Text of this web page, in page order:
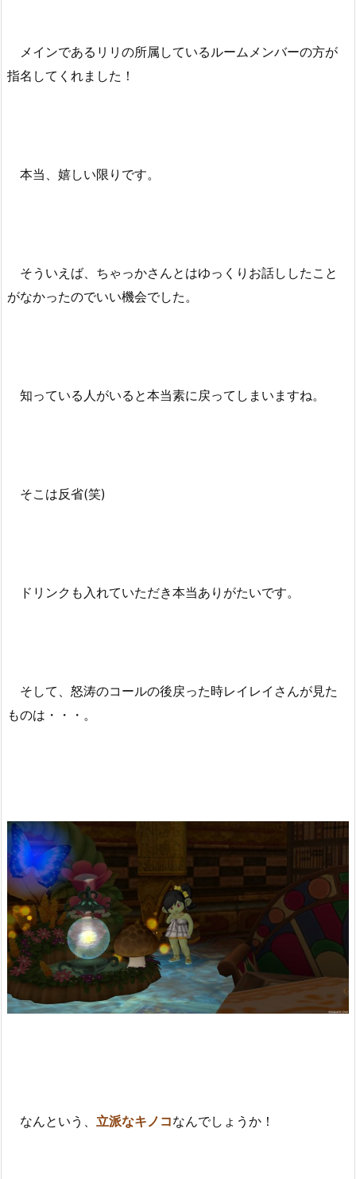
メインであるリリの所属しているルームメンバーの方が
指名してくれました！
本当、嬉しい限りです。
そういえば、ちゃっかさんとはゆっくりお話ししたこと
がなかったのでいい機会でした。
知っている人がいると本当素に戻ってしまいますね。
そこは反省(笑)
ドリンクも入れていただき本当ありがたいです。
そして、怒涛のコールの後戻った時レイレイさんが見た
ものは・・・。
なんという、 立派なキノコなんでしょうか！